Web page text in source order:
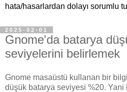
hata/hasarlardan dolayı sorumlu
2025-02-01
Gnome'da batarya
seviyelerini belirlemek
Gnome masaüstü kullanan bir
düşük batarya seviyesi %20.